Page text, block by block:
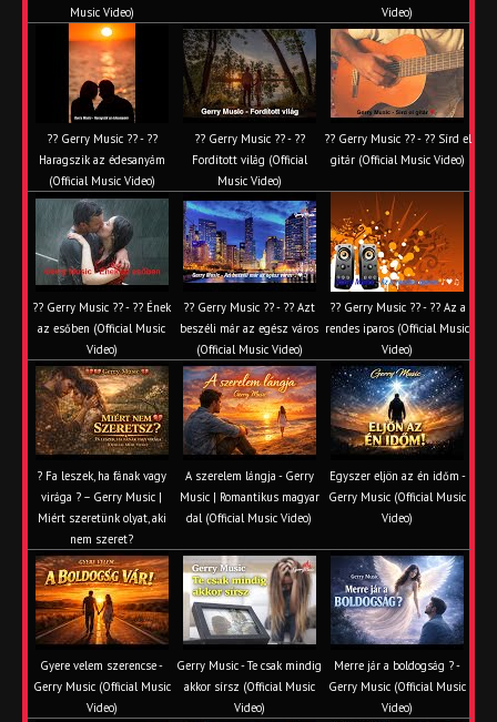
Music Video)
Video)
?? Gerry Music ?? - ??
Haragszik az édesanyám
(Official Music Video)
?? Gerry Music ?? - ??
Fordított világ (Official
Music Video)
?? Gerry Music ?? - ?? Sírd el
gitár (Official Music Video)
?? Gerry Music ?? - ?? Ének
az esőben (Official Music
Video)
?? Gerry Music ?? - ?? Azt
beszéli már az egész város
(Official Music Video)
?? Gerry Music ?? - ?? Az a
rendes iparos (Official Music
Video)
? Fa leszek, ha fának vagy
virága ? – Gerry Music |
Miért szeretünk olyat, aki
nem szeret?
A szerelem lángja - Gerry
Music | Romantikus magyar
dal (Official Music Video)
Egyszer eljön az én időm -
Gerry Music (Official Music
Video)
Gyere velem szerencse -
Gerry Music (Official Music
Video)
Gerry Music - Te csak mindig
akkor sírsz (Official Music
Video)
Merre jár a boldogság ? -
Gerry Music (Official Music
Video)